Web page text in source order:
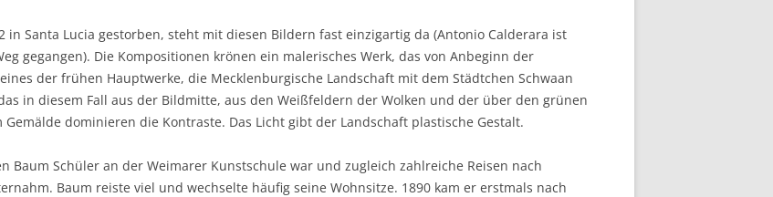
in Santa Lucia gestorben, steht mit diesen Bildern fast einzigartig da (Antonio Calderara ist
gegangen). Die Kompositionen krönen ein malerisches Werk, das von Anbeginn der
der frühen Hauptwerke, die Mecklenburgische Landschaft mit dem Städtchen Schwaan
in diesem Fall aus der Bildmitte, aus den Weißfeldern der Wolken und der über den grünen
dominieren die Kontraste. Das Licht gibt der Landschaft plastische Gestalt.
Baum Schüler an der Weimarer Kunstschule war und zugleich zahlreiche Reisen nach
Baum reiste viel und wechselte häufig seine Wohnsitze. 1890 kam er erstmals nach